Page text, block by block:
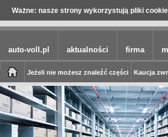
Ważne: nasze strony wykorzystują pliki
auto-voll.pl aktualności firma
Jeżeli nie możesz znaleźć części Kaucja